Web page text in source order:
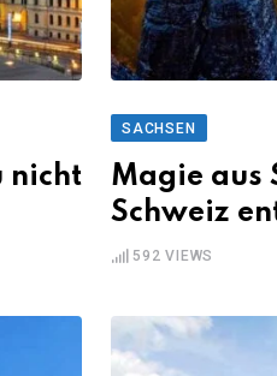
nicht
SACHSEN
Magie aus
Schweiz
592 VIEWS